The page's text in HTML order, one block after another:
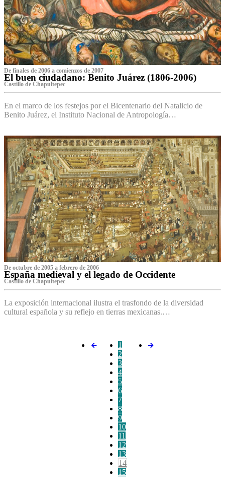
De finales de 2006 a comienzos de 2007
El buen ciudadano: Benito Juárez (1806-2006)
Castillo de Chapultepec
En el marco de los festejos por el Bicentenario del Natalicio de
Benito Juárez, el Instituto Nacional de Antropología…
De octubre de 2005 a febrero de 2006
España medieval y el legado de Occidente
Castillo de Chapultepec
La exposición internacional ilustra el trasfondo de la diversidad
cultural española y su reflejo en tierras mexicanas.…
1
2
3
4
5
6
7
8
9
10
11
12
13
14
15